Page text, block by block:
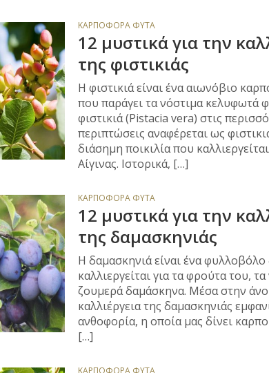
ΚΑΡΠΟΦΌΡΑ ΦΥΤΆ
12 μυστικά για την
της φιστικιάς
Η φιστικιά είναι ένα αιωνόβιο
που παράγει τα νόστιμα κελυφωτά
φιστικιά (Pistacia vera) στις
περιπτώσεις αναφέρεται ως
διάσημη ποικιλία που
Αίγινας. Ιστορικά, […]
ΚΑΡΠΟΦΌΡΑ ΦΥΤΆ
12 μυστικά για την
της δαμασκηνιάς
Η δαμασκηνιά είναι ένα
καλλιεργείται για τα φρούτα του,
ζουμερά δαμάσκηνα. Μέσα στην
καλλιέργεια της δαμασκηνιάς
ανθοφορία, η οποία μας δίνει
[…]